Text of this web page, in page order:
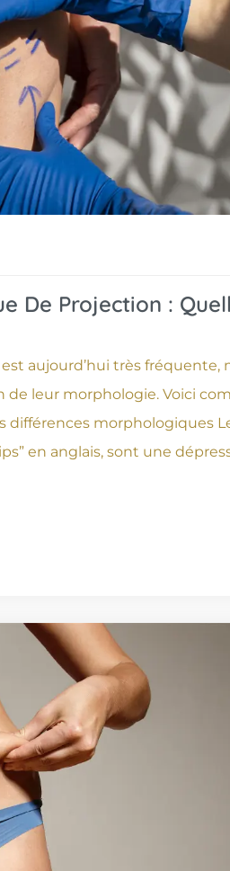
De Projection :
aujourd’hui très fréquente,
leur morphologie. Voici
différences morphologiques
en anglais, sont une